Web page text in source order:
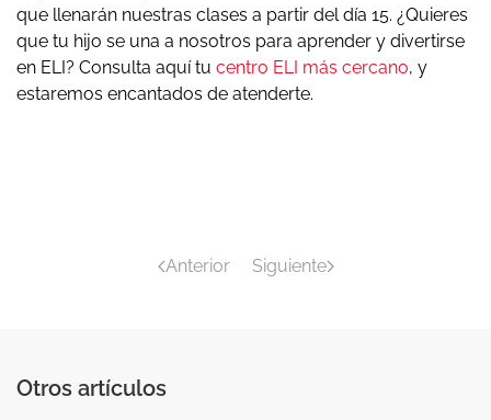
que llenarán nuestras clases a partir del día 15. ¿Quieres
que tu hijo se una a nosotros para aprender y divertirse
en ELI? Consulta aquí tu centro ELI más cercano, y
estaremos encantados de atenderte.
Anterior Siguiente
Otros artículos